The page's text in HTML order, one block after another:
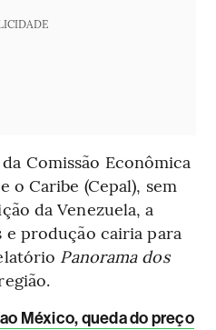
Comissão Econômica
o Caribe (Cepal), sem
da Venezuela, a
produção cairia para
Panorama dos
México, queda do preço